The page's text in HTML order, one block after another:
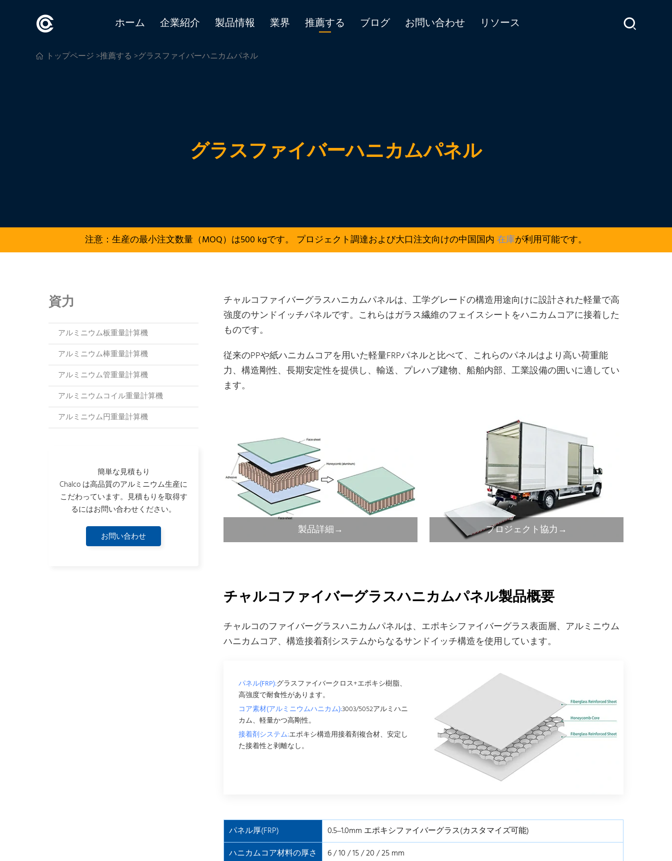
ホーム 企業紹介 製品情報 業界 推薦する ブログ お問い合わせ リソース
トップページ>推薦する >グラスファイバーハニカムパネル
グラスファイバーハニカムパネル
注意：生産の最小注文数量（MOQ）は500 kgです。 プロジェクト調達および大口注文向けの中国国内 在庫が利用可能です。
資力
アルミニウム板重量計算機
アルミニウム棒重量計算機
アルミニウム管重量計算機
アルミニウムコイル重量計算機
アルミニウム円重量計算機
簡単な見積もり
Chalco は高品質のアルミニウム生産に
こだわっています。見積もりを取得す
るにはお問い合わせください。
お問い合わせ
チャルコファイバーグラスハニカムパネルは、工学グレードの構造用途向けに設計された軽量で高
強度のサンドイッチパネルです。これらはガラス繊維のフェイスシートをハニカムコアに接着した
ものです。
従来のPPや紙ハニカムコアを用いた軽量FRPパネルと比べて、これらのパネルはより高い荷重能
力、構造剛性、長期安定性を提供し、輸送、プレハブ建物、船舶内部、工業設備の囲いに適してい
ます。
製品詳細→ プロジェクト協力→
チャルコファイバーグラスハニカムパネル製品概要
チャルコのファイバーグラスハニカムパネルは、エポキシファイバーグラス表面層、アルミニウム
ハニカムコア、構造接着剤システムからなるサンドイッチ構造を使用しています。
パネル(FRP):グラスファイバークロス+エポキシ樹脂、
高強度で耐食性があります。
コア素材(アルミニウムハニカム):3003/5052アルミハニ
カム、軽量かつ高剛性。
接着剤システム:エポキシ構造用接着剤複合材、安定し
た接着性と剥離なし。
パネル厚(FRP)
0.5–1.0mm エポキシファイバーグラス(カスタマイズ可能)
ハニカムコア材料の厚さ
6 / 10 / 15 / 20 / 25 mm